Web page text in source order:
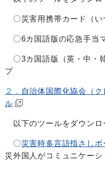
〇災害用携帯カード（い
〇6カ国語版の応急手当
〇3カ国語版（英・中・
プ
２． 自治体国際化協会（
ル
以下のツールをダウンロ
〇災害時多言語指さしボ
災外国人がコミュニケーシ